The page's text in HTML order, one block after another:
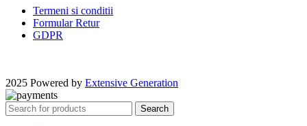
Termeni si conditii
Formular Retur
GDPR
2025 Powered by Extensive Generation
Search